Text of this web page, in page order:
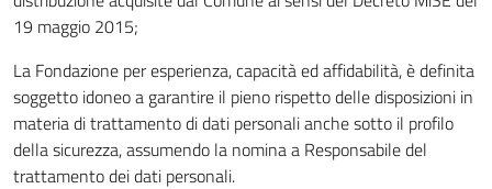
19 maggio 2015;
La Fondazione per esperienza, capacità ed affidabilità, è definita
soggetto idoneo a garantire il pieno rispetto delle disposizioni in
materia di trattamento di dati personali anche sotto il profilo
della sicurezza, assumendo la nomina a Responsabile del
trattamento dei dati personali.